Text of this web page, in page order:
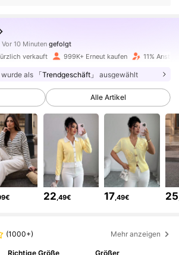
Vor 10 Minutengefolgt
am Durchsuchen
Follower
Follower
verkauft 999K+ Erneut kaufen 11%
als 「Trendgeschäft」 ausgewählt
Alle Artikel
22,49€ 17,49€ 25
(1000+) Mehr anzeigen
Richtige Größe Größer